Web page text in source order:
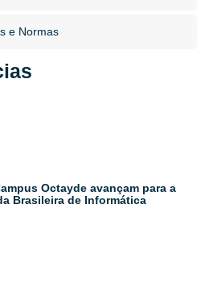
e Normas​
Octayde avançam para a
Brasileira de Informática